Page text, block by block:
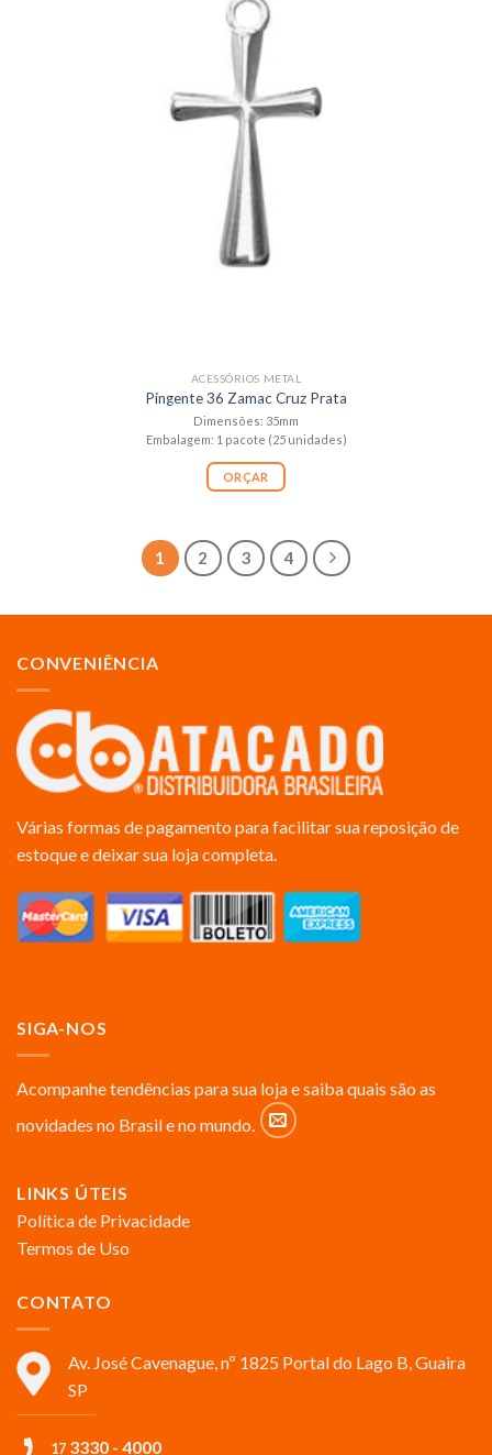
ACESSÓRIOS METAL
Pingente 36 Zamac Cruz Prata
Dimensões: 35mm
Embalagem: 1 pacote (25 unidades)
ORÇAR
1 2 3 4
CONVENIÊNCIA
Várias formas de pagamento para facilitar sua reposição de
estoque e deixar sua loja completa.
SIGA-NOS
Acompanhe tendências para sua loja e saiba quais são as
novidades no Brasil e no mundo.
LINKS ÚTEIS
Política de Privacidade
Termos de Uso
CONTATO
Av. José Cavenague, nº 1825 Portal do Lago B, Guaira
SP
17 3330 - 4000